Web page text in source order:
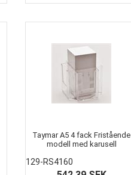
Taymar A5 4 fack Fristående
modell med karusell
129-RS4160